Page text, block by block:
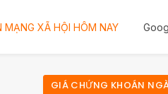
MẠNG XÃ HỘI HÔM NAY
GIÁ CHỨNG KHOÁN